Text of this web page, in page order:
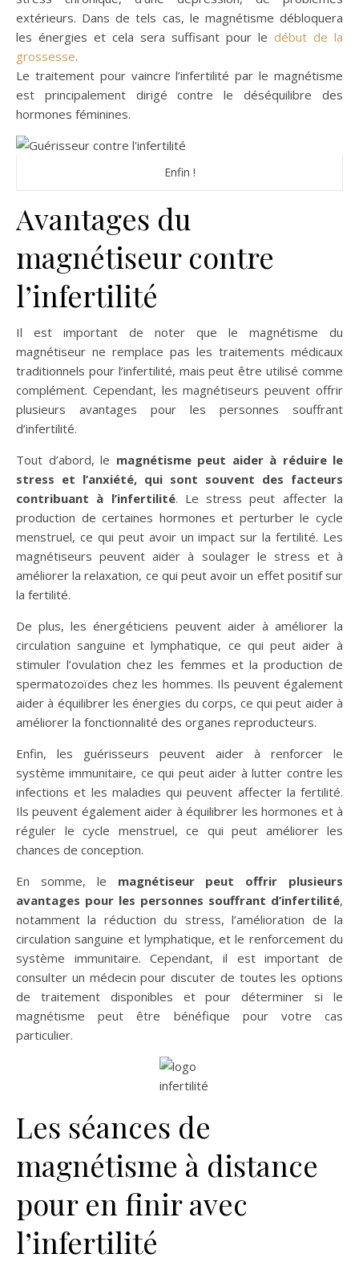
extérieurs. Dans de tels cas, le magnétisme débloquera
les énergies et cela sera suffisant pour le début de la
grossesse.
Le traitement pour vaincre l’infertilité par le magnétisme
est principalement dirigé contre le déséquilibre des
hormones féminines.
Enfin !
Avantages du
magnétiseur contre
l’infertilité
Il est important de noter que le magnétisme du
magnétiseur ne remplace pas les traitements médicaux
traditionnels pour l’infertilité, mais peut être utilisé comme
complément. Cependant, les magnétiseurs peuvent offrir
plusieurs avantages pour les personnes souffrant
d’infertilité.
Tout d’abord, le magnétisme peut aider à réduire le
stress et l’anxiété, qui sont souvent des facteurs
contribuant à l’infertilité. Le stress peut affecter la
production de certaines hormones et perturber le cycle
menstruel, ce qui peut avoir un impact sur la fertilité. Les
magnétiseurs peuvent aider à soulager le stress et à
améliorer la relaxation, ce qui peut avoir un effet positif sur
la fertilité.
De plus, les énergéticiens peuvent aider à améliorer la
circulation sanguine et lymphatique, ce qui peut aider à
stimuler l’ovulation chez les femmes et la production de
spermatozoïdes chez les hommes. Ils peuvent également
aider à équilibrer les énergies du corps, ce qui peut aider à
améliorer la fonctionnalité des organes reproducteurs.
Enfin, les guérisseurs peuvent aider à renforcer le
système immunitaire, ce qui peut aider à lutter contre les
infections et les maladies qui peuvent affecter la fertilité.
Ils peuvent également aider à équilibrer les hormones et à
réguler le cycle menstruel, ce qui peut améliorer les
chances de conception.
En somme, le magnétiseur peut offrir plusieurs
avantages pour les personnes souffrant d’infertilité,
notamment la réduction du stress, l’amélioration de la
circulation sanguine et lymphatique, et le renforcement du
système immunitaire. Cependant, il est important de
consulter un médecin pour discuter de toutes les options
de traitement disponibles et pour déterminer si le
magnétisme peut être bénéfique pour votre cas
particulier.
Les séances de
magnétisme à distance
pour en finir avec
l’infertilité